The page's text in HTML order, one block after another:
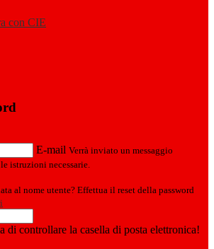
con CIE
E-mail Verrà inviato un messaggio
istruzioni necessarie.
al nome utente? Effettua il reset della password
di controllare la casella di posta elettronica!